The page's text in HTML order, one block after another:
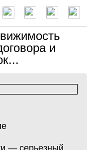
и
— серьезный